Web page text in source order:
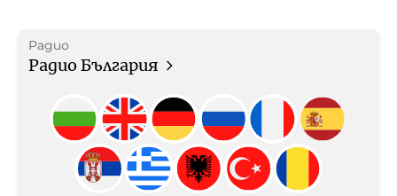
Радио
Радио България